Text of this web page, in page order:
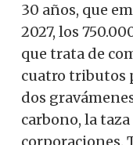
30 años, que
2027, los
que trata de
cuatro tributos
dos
carbono, la